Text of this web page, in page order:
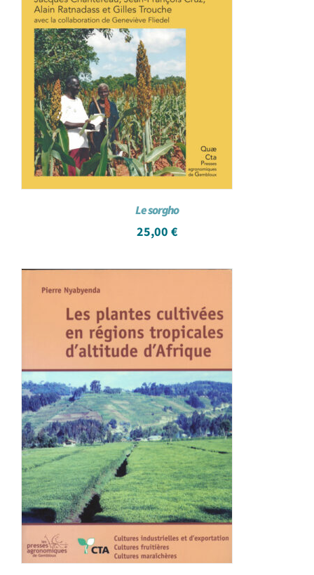
Le sorgho
25,00 €